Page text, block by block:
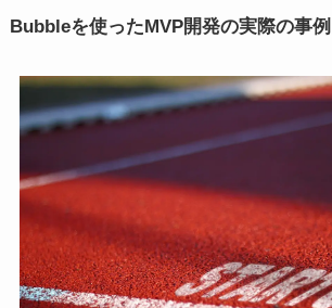
Bubbleを使ったMVP開発の実際の事例